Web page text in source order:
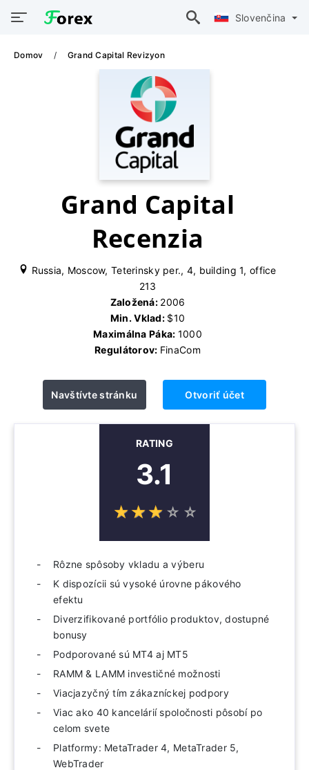
Slovenčina
Domov Grand Capital Revizyon
Grand Capital
Recenzia
Russia, Moscow, Teterinsky per., 4, building 1, office
213
Založená: 2006
Min. Vklad: $10
Maximálna Páka: 1000
Regulátorov: FinaCom
Navštívte stránku Otvoriť účet
RATING
3.1
☆☆☆☆ ☆
★★★★ ★
Rôzne spôsoby vkladu a výberu
K dispozícii sú vysoké úrovne pákového
efektu
Diverzifikované portfólio produktov, dostupné
bonusy
Podporované sú MT4 aj MT5
RAMM & LAMM investičné možnosti
Viacjazyčný tím zákazníckej podpory
Viac ako 40 kancelárií spoločnosti pôsobí po
celom svete
Platformy: MetaTrader 4, MetaTrader 5,
WebTrader